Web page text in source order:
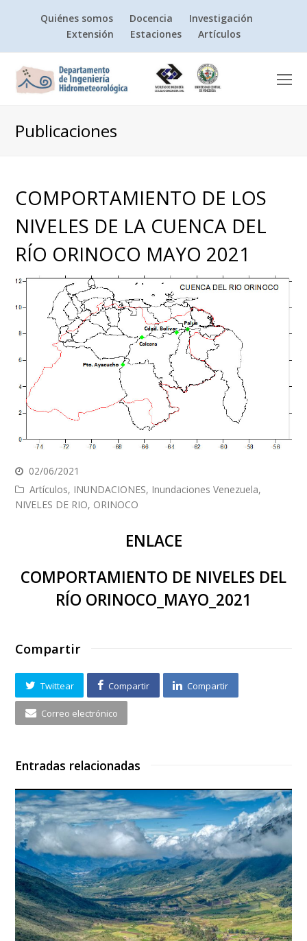
Quiénes somos Docencia
Investigación
Extensión
Estaciones Artículos
Publicaciones
COMPORTAMIENTO DE LOS
NIVELES DE LA CUENCA DEL
RÍO ORINOCO MAYO 2021
02/06/2021
Artículos, INUNDACIONES, Inundaciones Venezuela,
NIVELES DE RIO, ORINOCO
ENLACE
COMPORTAMIENTO DE NIVELES DEL
RÍO ORINOCO_MAYO_2021
Compartir
Twittear Compartir Compartir
Correo electrónico
Entradas relacionadas